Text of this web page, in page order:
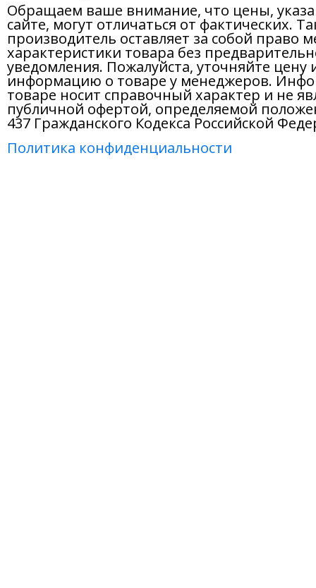
Обращаем ваше внимание, что цены,
сайте, могут отличаться от фактических.
производитель оставляет за собой право
характеристики товара без
уведомления. Пожалуйста, уточняйте цену
информацию о товаре у менеджеров.
товаре носит справочный характер и не
публичной офертой, определяемой
437 Гражданского Кодекса Российской
Политика конфиденциальности